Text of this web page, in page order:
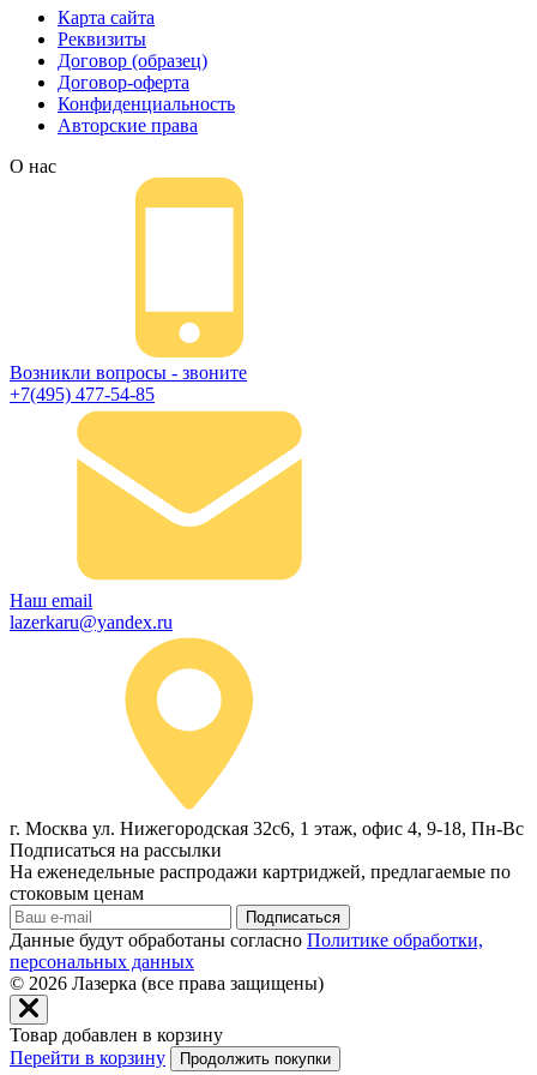
Карта сайта
Реквизиты
Договор (образец)
Договор-оферта
Конфиденциальность
Авторские права
О нас
Возникли вопросы - звоните
+7(495) 477-54-85
Наш email
lazerkaru@yandex.ru
г. Москва ул. Нижегородская 32с6, 1 этаж, офис 4, 9-18, Пн-Вс
Подписаться на рассылки
На еженедельные распродажи картриджей, предлагаемые по
стоковым ценам
Подписаться
Данные будут обработаны согласно Политике обработки,
персональных данных
© 2026 Лазерка (все права защищены)
Товар добавлен в корзину
Перейти в корзину
Продолжить покупки